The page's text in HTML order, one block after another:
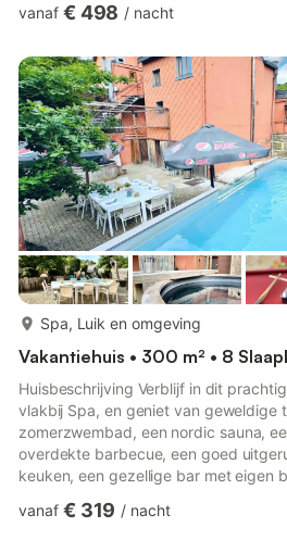
hebben verkend. Binnen beschikt de
met bar en meerdere badkamers
accommodatie voor grote groepen.
zonnige terras en de sp...
vanaf € 498 / nacht
Spa, Luik en omgeving
Vakantiehuis • 300 m² • 8
Huisbeschrijving Verblijf in dit
vlakbij Spa, en geniet van geweldige
zomerzwembad, een nordic sauna,
overdekte barbecue, een goed
keuken, een gezellige bar met eigen
tafeltennis, dobbelstenen en air
vanaf € 319 / nacht